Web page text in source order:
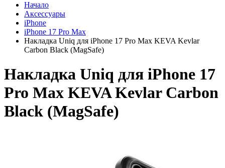
Начало
Аксессуары
iPhone
iPhone 17 Pro Max
Накладка Uniq для iPhone 17 Pro Max KEVA Kevlar
Carbon Black (MagSafe)
Накладка Uniq для iPhone 17
Pro Max KEVA Kevlar Carbon
Black (MagSafe)